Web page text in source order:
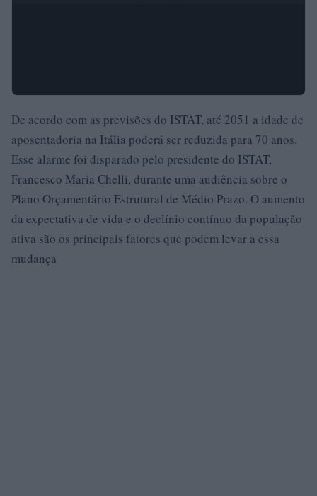
De acordo com as previsões do ISTAT, até 2051 a idade de
aposentadoria na Itália poderá ser reduzida para 70 anos.
Esse alarme foi disparado pelo presidente do ISTAT,
Francesco Maria Chelli, durante uma audiência sobre o
Plano Orçamentário Estrutural de Médio Prazo. O aumento
da expectativa de vida e o declínio contínuo da população
ativa são os principais fatores que podem levar a essa
mudança